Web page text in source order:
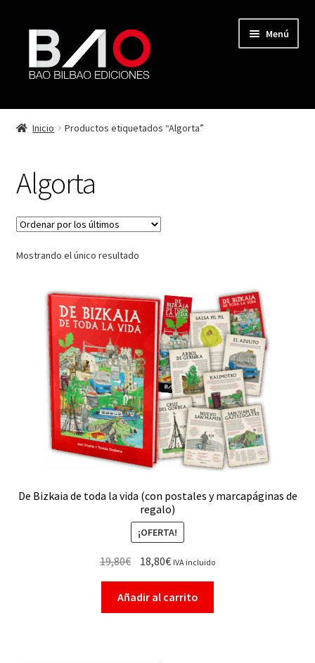
Menú
TIENDA
AUTORES
REVISTA BAO
CONTACTO
FINALIZAR COMPRA
Inicio Productos etiquetados “Algorta”
Algorta
Mostrando el único resultado
De Bizkaia de toda la vida (con postales y marcapáginas de
regalo)
¡OFERTA!
19,80€ 18,80€ IVA incluido
Añadir al carrito